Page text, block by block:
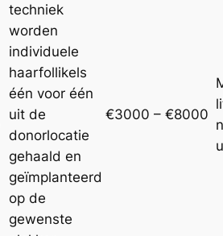
techniek
worden
individuele
haarfollikels
één voor één
uit de
donorlocatie
gehaald en
geïmplanteerd
op de
gewenste
€3000 – €8000